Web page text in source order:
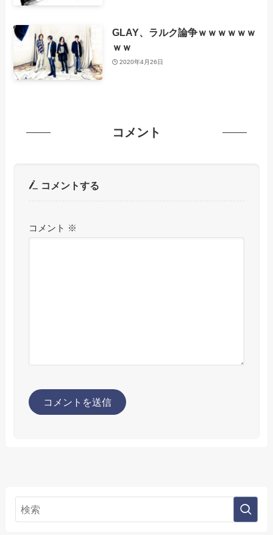
GLAY、ラルク論争ｗｗｗｗｗｗ
ｗｗ
2020年4月26日
コメント
コメントする
コメント ※